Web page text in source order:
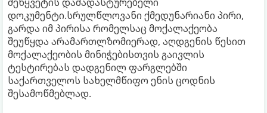
დოკუმენტი.სრულწლოვანი ქმედუნარიანი პირი,
გარდა იმ პირისა რომელსაც მოქალაქეობა
შეუწყდა არამართლზომიერად, აღდგენის წესით
მოქალაქეობის მინიჭებისთვის გაივლის
ტესტირებას დადგენილ ფარგლებში
საქართველოს სახელმწიფო ენის ცოდნის
შესამოწმებლად.